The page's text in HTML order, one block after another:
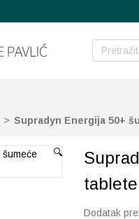
> Supradyn Energija 50+
🔍
tablete
Dodatak